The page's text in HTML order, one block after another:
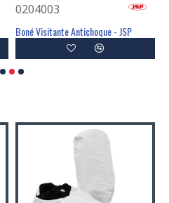
0204003
Boné Visitante Antichoque - JSP